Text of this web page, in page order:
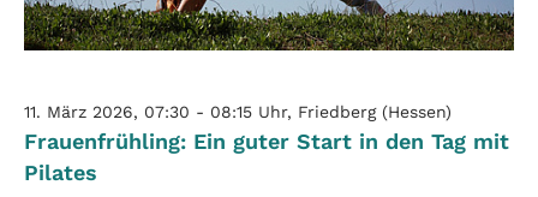
11. März 2026, 07:30 - 08:15 Uhr, Friedberg (Hessen)
Frauenfrühling: Ein guter Start in den Tag mit
Pilates